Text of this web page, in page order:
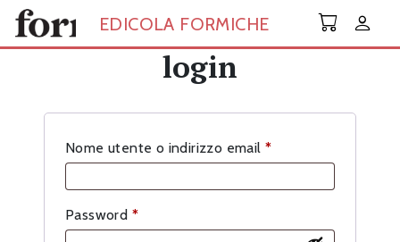
Skip to main content
EDICOLA FORMICHE
login
Nome utente o indirizzo email *Richiesto
Password *Richiesto